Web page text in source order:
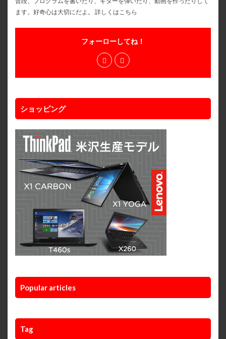
ます。好奇心は大切にだよ。 詳しくはこちら
フォーローしてね！
ショッピング
Popular articles
Tag